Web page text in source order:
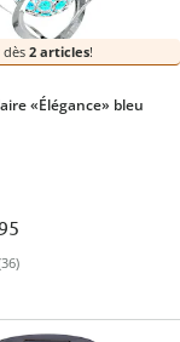
2 articles!
Lampe solaire «Élégance» bleu